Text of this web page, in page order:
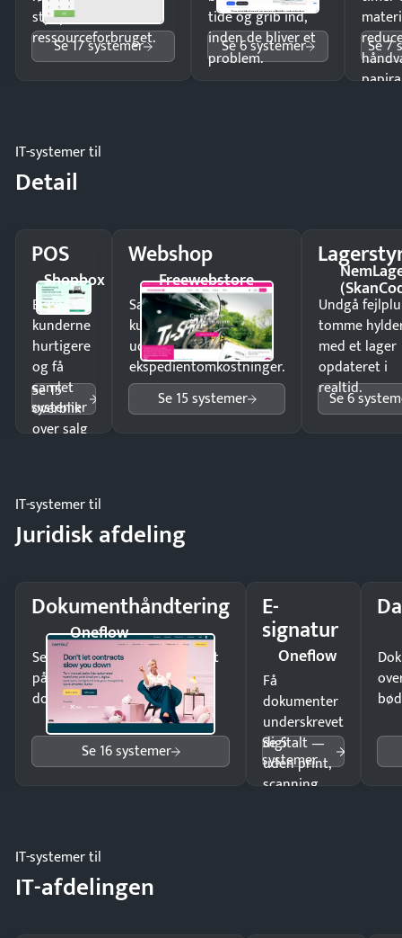
styr på
ressourceforbruget.
Se 17 systemer
tide og grib ind,
inden de bliver et
problem.
Se 6 systemer Se 7
IT-systemer til
Detail
POS
Shopbox
Ekspedér
kunderne
hurtigere
og få
samlet
overblik
over salg
Se 15
systemer
Webshop
Freewebstore
Sælg produkter 24/7 til
kunder i hele landet
uden
ekspedientomkostninger.
Se 15 systemer
Undgå
tomme
med et lager
opdateret i
realtid.
Se 6
IT-systemer til
Juridisk afdeling
Dokumenthåndtering
Oneflow
Send kontrakter til underskrift
på minutter og mist ingen
dokumenter.
Se 16 systemer
E-
signatur
Oneflow
Få
dokumenter
underskrevet
digitalt —
uden print,
scanning
Se 5
systemer
IT-systemer til
IT-afdelingen